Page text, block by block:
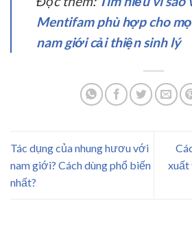
Mentifam phù hợp cho
nam giới cải thiện sinh lý
Tác dụng của nhung hươu với
nam giới? Cách dùng phổ biến
nhất?
xuất